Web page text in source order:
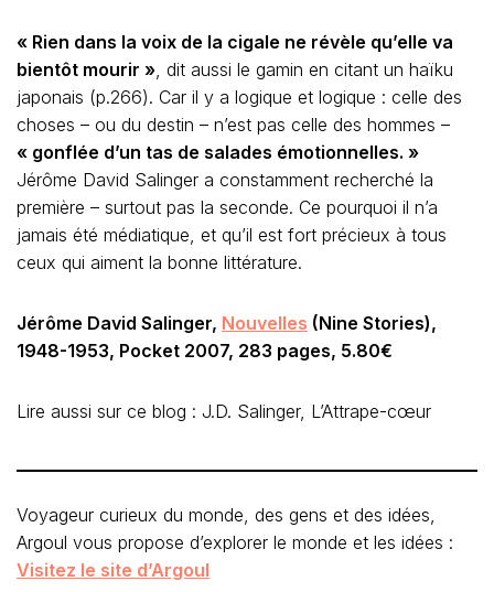
« Rien dans la voix de la cigale ne révèle qu’elle va
bientôt mourir », dit aussi le gamin en citant un haïku
japonais (p.266). Car il y a logique et logique : celle des
choses – ou du destin – n’est pas celle des hommes –
« gonflée d’un tas de salades émotionnelles. »
Jérôme David Salinger a constamment recherché la
première – surtout pas la seconde. Ce pourquoi il n’a
jamais été médiatique, et qu’il est fort précieux à tous
ceux qui aiment la bonne littérature.
Jérôme David Salinger, Nouvelles (Nine Stories),
1948-1953, Pocket 2007, 283 pages, 5.80€
Lire aussi sur ce blog : J.D. Salinger, L’Attrape-cœur
Voyageur curieux du monde, des gens et des idées,
Argoul vous propose d’explorer le monde et les idées :
Visitez le site d’Argoul